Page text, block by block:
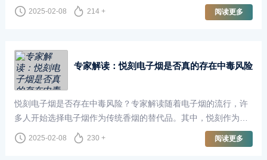
烟杆电子烟不仅满足了烟民的需求，还在多个方面展现出它的
2025-02-08 214 + 阅读更多
专家解读：悦刻电子烟是否真的存在中毒风险
悦刻电子烟是否存在中毒风险？专家解读随着电子烟的流行，许
多人开始选择电子烟作为传统香烟的替代品。其中，悦刻作为市
场上知名的电子烟品牌，吸引了大量消费者的关注。然而，电子
烟的安全
2025-02-08 230 + 阅读更多